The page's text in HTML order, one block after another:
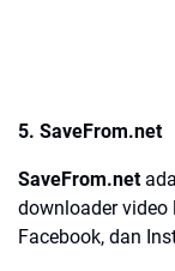
5. SaveFrom.net
SaveFrom.net
downloader
Facebook, dan